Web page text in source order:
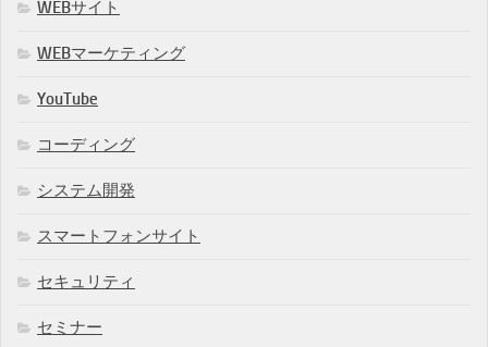
WEBサイト
WEBマーケティング
YouTube
コーディング
システム開発
スマートフォンサイト
セキュリティ
セミナー